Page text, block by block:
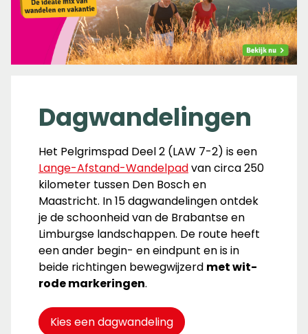
Dagwandelingen
Het Pelgrimspad Deel 2 (LAW 7-2) is een
Lange-Afstand-Wandelpadvan circa 250
kilometer tussen Den Bosch en
Maastricht. In 15 dagwandelingen ontdek
je de schoonheid van de Brabantse en
Limburgse landschappen. De route heeft
een ander begin- en eindpunt en is in
beide richtingen bewegwijzerd met wit-
rode markeringen.
Kies een dagwandeling